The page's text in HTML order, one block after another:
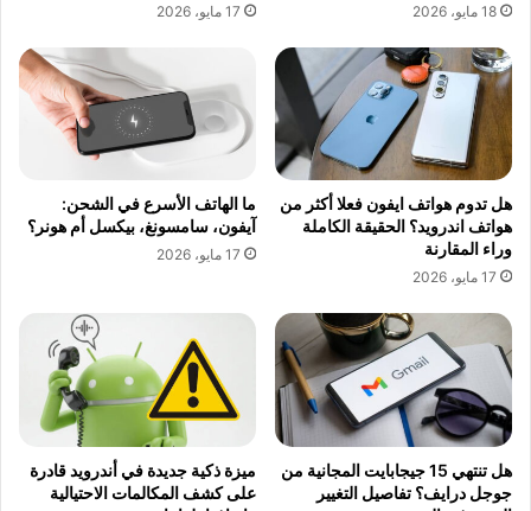
18 مايو، 2026 17 مايو، 2026
هل تدوم هواتف ايفون فعلا أكثر من
هواتف اندرويد؟ الحقيقة الكاملة
وراء المقارنة
17 مايو، 2026
ما الهاتف الأسرع في الشحن:
آيفون، سامسونغ، بيكسل أم هونر؟
17 مايو، 2026
هل تنتهي 15 جيجابايت المجانية من
جوجل درايف؟ تفاصيل التغيير
ميزة ذكية جديدة في أندرويد قادرة
على كشف المكالمات الاحتيالية